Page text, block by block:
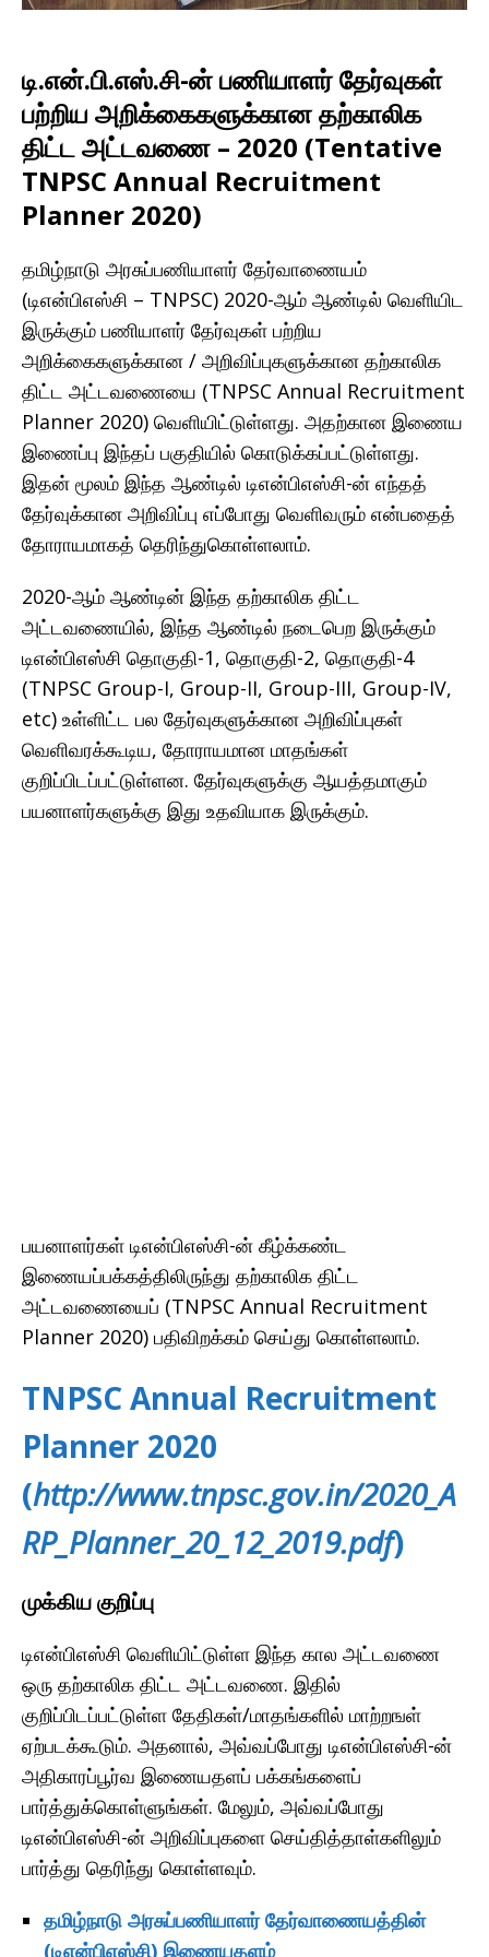
டி.என்.பி.எஸ்.சி-ன் பணியாளர் தேர்வுகள்
பற்றிய அறிக்கைகளுக்கான தற்காலிக
திட்ட அட்டவணை – 2020 (Tentative
TNPSC Annual Recruitment
Planner 2020)
தமிழ்நாடு அரசுப்பணியாளர் தேர்வாணையம்
(டிஎன்பிஎஸ்சி – TNPSC) 2020-ஆம் ஆண்டில் வெளியிட
இருக்கும் பணியாளர் தேர்வுகள் பற்றிய
அறிக்கைகளுக்கான / அறிவிப்புகளுக்கான தற்காலிக
திட்ட அட்டவணையை (TNPSC Annual Recruitment
Planner 2020) வெளியிட்டுள்ளது. அதற்கான இணைய
இணைப்பு இந்தப் பகுதியில் கொடுக்கப்பட்டுள்ளது.
இதன் மூலம் இந்த ஆண்டில் டிஎன்பிஎஸ்சி-ன் எந்தத்
தேர்வுக்கான அறிவிப்பு எப்போது வெளிவரும் என்பதைத்
தோராயமாகத் தெரிந்துகொள்ளலாம்.
2020-ஆம் ஆண்டின் இந்த தற்காலிக திட்ட
அட்டவணையில், இந்த ஆண்டில் நடைபெற இருக்கும்
டிஎன்பிஎஸ்சி தொகுதி-1, தொகுதி-2, தொகுதி-4
(TNPSC Group-I, Group-II, Group-III, Group-IV,
etc) உள்ளிட்ட பல தேர்வுகளுக்கான அறிவிப்புகள்
வெளிவரக்கூடிய, தோராயமான மாதங்கள்
குறிப்பிடப்பட்டுள்ளன. தேர்வுகளுக்கு ஆயத்தமாகும்
பயனாளர்களுக்கு இது உதவியாக இருக்கும்.
பயனாளர்கள் டிஎன்பிஎஸ்சி-ன் கீழ்க்கண்ட
இணையப்பக்கத்திலிருந்து தற்காலிக திட்ட
அட்டவணையைப் (TNPSC Annual Recruitment
Planner 2020) பதிவிறக்கம் செய்து கொள்ளலாம்.
TNPSC Annual Recruitment
Planner 2020
(http://www.tnpsc.gov.in/2020_A
RP_Planner_20_12_2019.pdf)
முக்கிய குறிப்பு
டிஎன்பிஎஸ்சி வெளியிட்டுள்ள இந்த கால அட்டவணை
ஒரு தற்காலிக திட்ட அட்டவணை. இதில்
குறிப்பிடப்பட்டுள்ள தேதிகள்/மாதங்களில் மாற்றஙள்
ஏற்படக்கூடும். அதனால், அவ்வப்போது டிஎன்பிஎஸ்சி-ன்
அதிகாரப்பூர்வ இணையதளப் பக்கங்களைப்
பார்த்துக்கொள்ளுங்கள். மேலும், அவ்வப்போது
டிஎன்பிஎஸ்சி-ன் அறிவிப்புகளை செய்தித்தாள்களிலும்
பார்த்து தெரிந்து கொள்ளவும்.
தமிழ்நாடு அரசுப்பணியாளர் தேர்வாணையத்தின்
(டிஎன்பிஎஸ்சி) இணையதளம்